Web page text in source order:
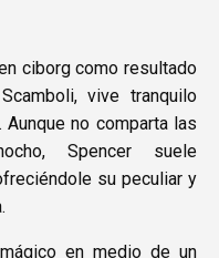
ciborg como resultado
vive tranquilo
no comparta las
Spencer suele
su peculiar y
en medio de un